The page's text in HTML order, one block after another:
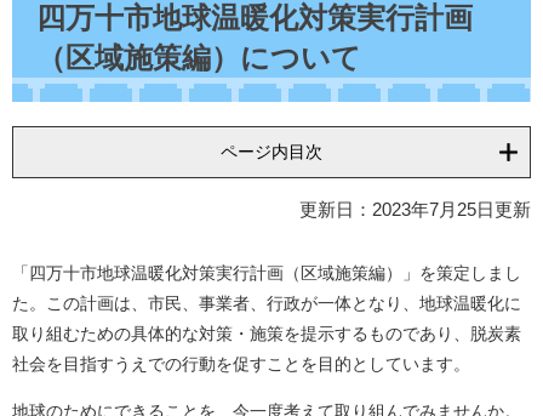
四万十市地球温暖化対策実行計画
（区域施策編）について
ページ内目次
更新日：2023年7月25日更新
「四万十市地球温暖化対策実行計画（区域施策編）」を策定しまし
た。この計画は、市民、事業者、行政が一体となり、地球温暖化に
取り組むための具体的な対策・施策を提示するものであり、脱炭素
社会を目指すうえでの行動を促すことを目的としています。
地球のためにできることを、今一度考えて取り組んでみませんか。